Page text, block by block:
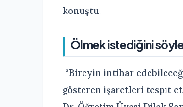
konuştu.
Ölmek istediğini
“Bireyin intihar
gösteren işaretleri tespit